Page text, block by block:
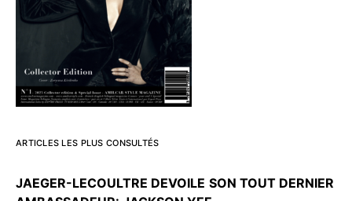
ARTICLES LES PLUS CONSULTÉS
JAEGER-LECOULTRE DEVOILE SON TOUT DERNIER